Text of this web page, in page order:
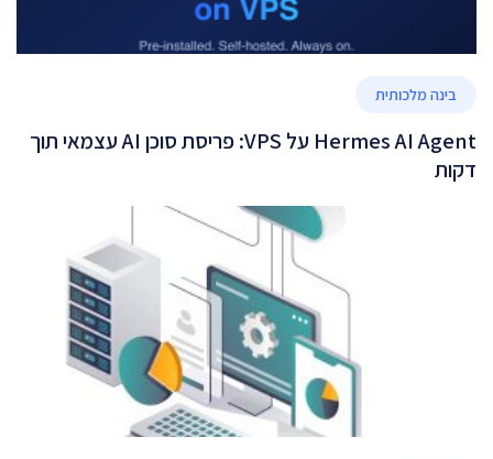
בינה מלכותית
Hermes AI Agent על VPS: פריסת סוכן AI עצמאי תוך
דקות